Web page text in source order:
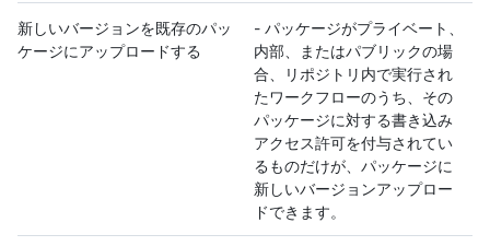
新しいバージョンを既存のパッ
ケージにアップロードする
- パッケージがプライベート、
内部、またはパブリックの場
合、リポジトリ内で実行され
たワークフローのうち、その
パッケージに対する書き込み
アクセス許可を付与されてい
るものだけが、パッケージに
新しいバージョンアップロー
ドできます。